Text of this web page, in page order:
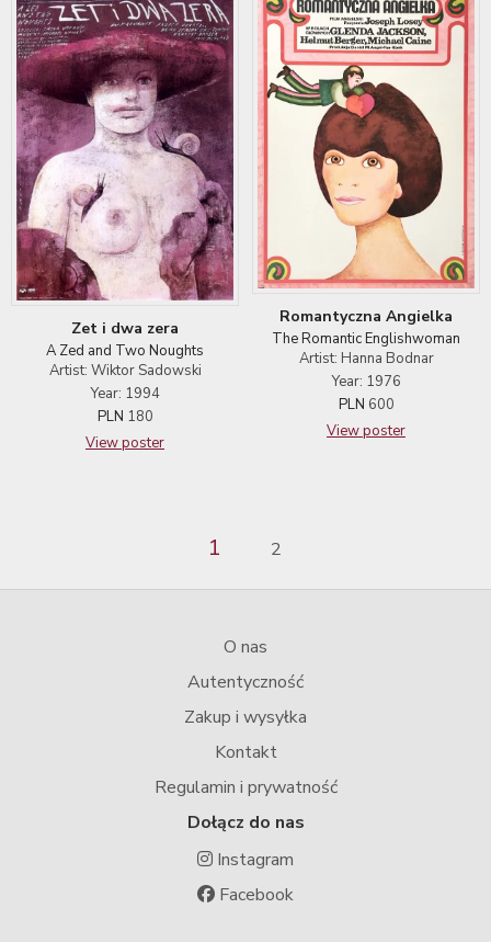
Zet i dwa zera
A Zed and Two Noughts
Artist: Wiktor Sadowski
Year: 1994
PLN 180
View poster
Romantyczna Angielka
The Romantic Englishwoman
Artist: Hanna Bodnar
Year: 1976
PLN 600
View poster
1 2
O nas
Autentyczność
Zakup i wysyłka
Kontakt
Regulamin i prywatność
Dołącz do nas
Instagram
Facebook